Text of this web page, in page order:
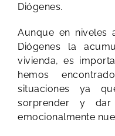
Diógenes.
Aunque en niveles
Diógenes la
vivienda, es
hemos
situaciones ya
sorprender y
emocionalmente